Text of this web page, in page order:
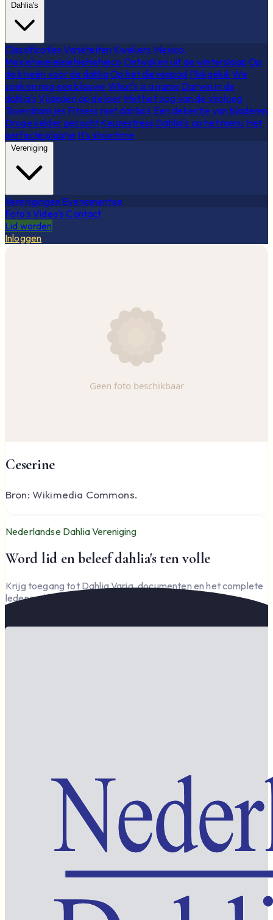
Dahlia's
Classificaties Variëteiten Kwekers Mexico,
Mexiehieieieieiehiehiehieco Ontwaken uit de winterslaap Op
de knieën voor de dahliaOp het dievenpad Plukgeluk We
zoeken nog een blauwe What's is a name Darwin in de
dahlia's Vijanden op de loer Met het oog van de viroloog
Toverdrankjes Fitness met dahlia's Een dekentje van bladeren
Droge kelder gezocht Keuzestress Dahlia's op het menu Het
perfecte plaatje It's showtime
Vereniging
Verenigingen Evenementen
Foto's Video's Contact
Lid worden
Inloggen
Ceserine
Bron: Wikimedia Commons.
Nederlandse Dahlia Vereniging
Word lid en beleef dahlia's ten volle
Krijg toegang tot Dahlia Varia, documenten en het complete
ledengedeelte — en steun de vereniging.